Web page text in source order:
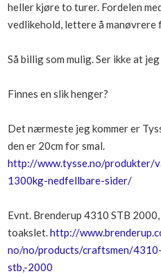
heller kjøre to turer. Fordelen
vedlikehold, lettere å manøvrere
Så billig som mulig. Ser ikke at
Finnes en slik henger?
Det nærmeste jeg kommer er
den er 20cm for smal.
http://www.tysse.no/produkter/
1300kg-nedfellbare-sider/
Evnt. Brenderup 4310 STB
toakslet.http://
no/no/products/craftsmen/
stb,-2000